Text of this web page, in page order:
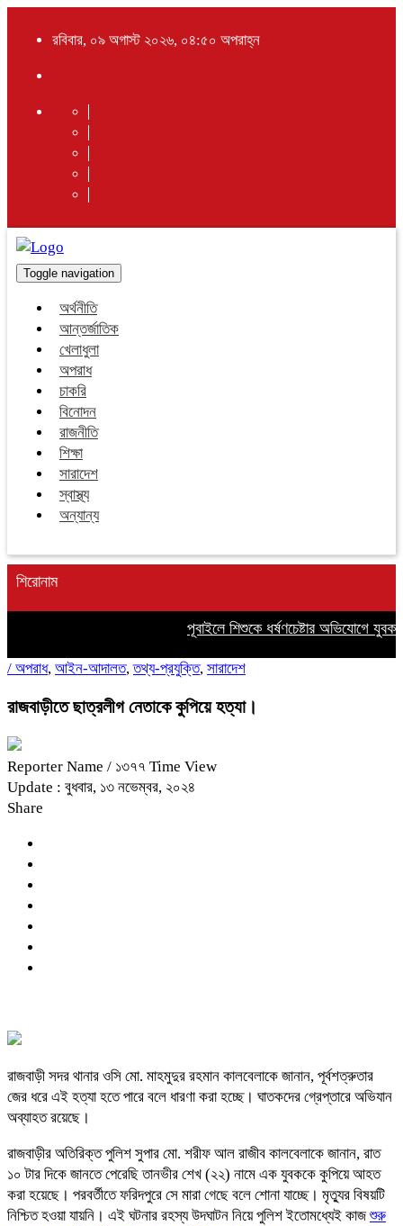
রবিবার, ০৯ অগাস্ট ২০২৬, ০৪:৫০ অপরাহ্ন
Toggle navigation
অর্থনীতি
আন্তর্জাতিক
খেলাধুলা
অপরাধ
চাকরি
বিনোদন
রাজনীতি
শিক্ষা
সারাদেশ
স্বাস্থ্য
অন্যান্য
শিরোনাম
পূবাইলে শিশুকে ধর্ষণচেষ্টার অভিযোগে যুবক
/ অপরাধ, আইন-আদালত,তথ্য-প্রযুক্তি, সারাদেশ
রাজবাড়ীতে ছাত্রলীগ নেতাকে কুপিয়ে হত্যা।
Reporter Name / ১৩৭৭ Time View
Update : বুধবার, ১৩ নভেম্বর, ২০২৪
Share
রাজবাড়ী সদর থানার ওসি মো. মাহমুদুর রহমান কালবেলাকে জানান, পূর্বশত্রুতার
জের ধরে এই হত্যা হতে পারে বলে ধারণা করা হচ্ছে। ঘাতকদের গ্রেপ্তারে অভিযান
অব্যাহত রয়েছে।
রাজবাড়ীর অতিরিক্ত পুলিশ সুপার মো. শরীফ আল রাজীব কালবেলাকে জানান, রাত
১০ টার দিকে জানতে পেরেছি তানভীর শেখ (২২) নামে এক যুবককে কুপিয়ে আহত
করা হয়েছে। পরবর্তীতে ফরিদপুরে সে মারা গেছে বলে শোনা যাচ্ছে। মৃত্যুর বিষয়টি
নিশ্চিত হওয়া যায়নি। এই ঘটনার রহস্য উদঘাটন নিয়ে পুলিশ ইতোমধ্যেই কাজশুরু